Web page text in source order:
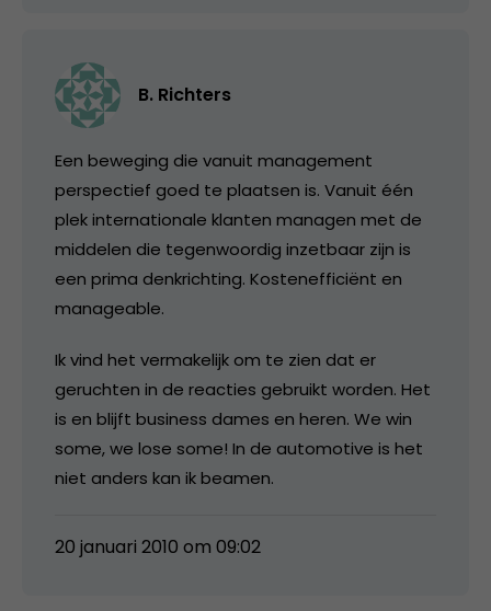
B. Richters
Een beweging die vanuit management
perspectief goed te plaatsen is. Vanuit één
plek internationale klanten managen met de
middelen die tegenwoordig inzetbaar zijn is
een prima denkrichting. Kostenefficiënt en
manageable.
Ik vind het vermakelijk om te zien dat er
geruchten in de reacties gebruikt worden. Het
is en blijft business dames en heren. We win
some, we lose some! In de automotive is het
niet anders kan ik beamen.
20 januari 2010 om 09:02